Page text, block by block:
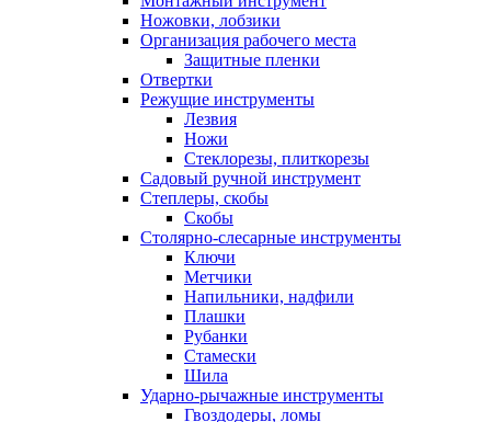
Ножовки, лобзики
Организация рабочего места
Защитные пленки
Отвертки
Режущие инструменты
Лезвия
Ножи
Стеклорезы, плиткорезы
Садовый ручной инструмент
Степлеры, скобы
Скобы
Столярно-слесарные инструменты
Ключи
Метчики
Напильники, надфили
Плашки
Рубанки
Стамески
Шила
Ударно-рычажные инструменты
Гвоздодеры, ломы